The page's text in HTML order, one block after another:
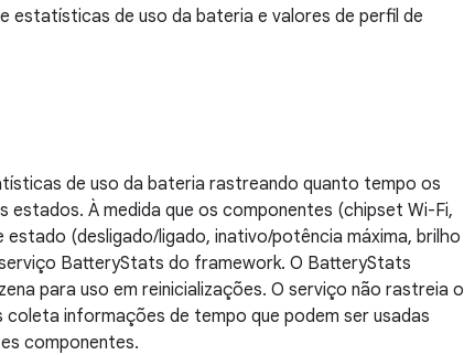
estatísticas de uso da bateria e valores de perfil de
de uso da bateria rastreando quanto tempo os
À medida que os componentes (chipset Wi-Fi,
estado (desligado/ligado, inativo/potência máxima, brilho
BatteryStats do framework. O BatteryStats
para uso em reinicializações. O serviço não rastreia o
informações de tempo que podem ser usadas
componentes.